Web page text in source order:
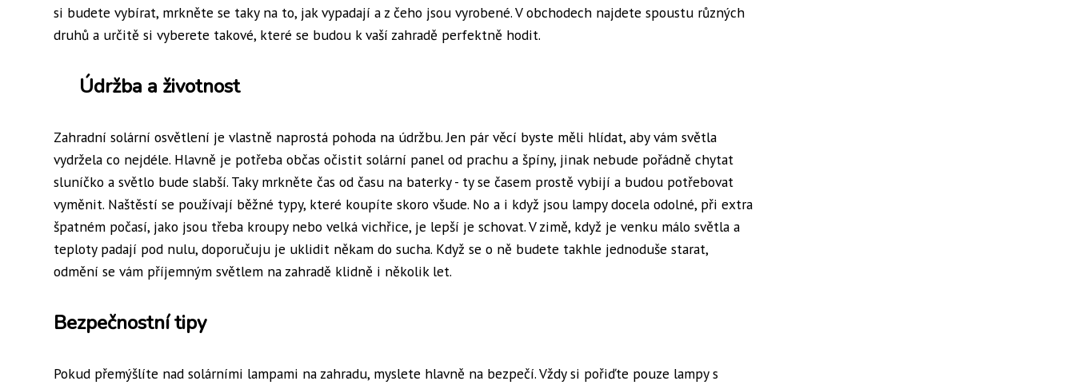
si budete vybírat, mrkněte se taky na to, jak vypadají a z čeho jsou vyrobené. V obchodech najdete spoustu různých
druhů a určitě si vyberete takové, které se budou k vaší zahradě perfektně hodit.
Údržba a životnost
Zahradní solární osvětlení je vlastně naprostá pohoda na údržbu. Jen pár věcí byste měli hlídat, aby vám světla
vydržela co nejdéle. Hlavně je potřeba občas očistit solární panel od prachu a špíny, jinak nebude pořádně chytat
sluníčko a světlo bude slabší. Taky mrkněte čas od času na baterky - ty se časem prostě vybijí a budou potřebovat
vyměnit. Naštěstí se používají běžné typy, které koupíte skoro všude. No a i když jsou lampy docela odolné, při extra
špatném počasí, jako jsou třeba kroupy nebo velká vichřice, je lepší je schovat. V zimě, když je venku málo světla a
teploty padají pod nulu, doporučuju je uklidit někam do sucha. Když se o ně budete takhle jednoduše starat,
odmění se vám příjemným světlem na zahradě klidně i několik let.
Bezpečnostní tipy
Pokud přemýšlíte nad solárními lampami na zahradu, myslete hlavně na bezpečí. Vždy si pořiďte pouze lampy s